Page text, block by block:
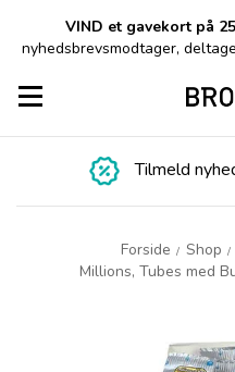
VIND et gavekort på
nyhedsbrevsmodtager,
Toggle navigation
Tilmeld
Forside / Shop /
Millions, Tubes med